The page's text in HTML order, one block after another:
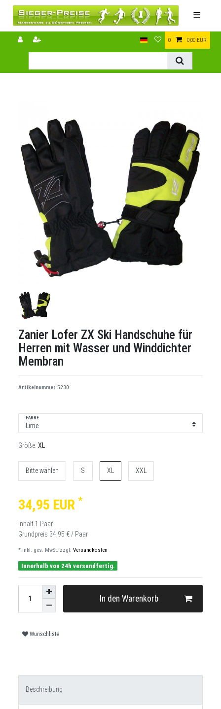
☰
0 0,00 EUR
Zanier Lofer ZX Ski Handschuhe für
Herren mit Wasser und Winddichter
Membran
Artikelnummer5230
FARBE
Größe: XL
Bitte wählen S XL XXL
34,95 EUR *
Inhalt 1 Paar
Grundpreis 34,95 € / Paar
* inkl. ges. MwSt. zzgl. Versandkosten
Innerhalb von 24h versandfertig.
In den Warenkorb
Wunschliste
Beschreibung